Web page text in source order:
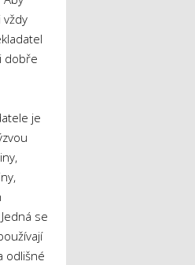
vždy
dobře
je
se
odlišné